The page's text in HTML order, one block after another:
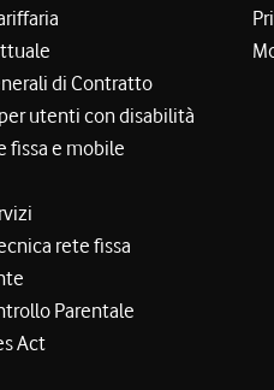
di Contratto
utenti con disabilità
fissa e mobile
rete fissa
Parentale
Act